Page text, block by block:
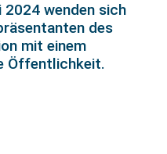
2024 wenden sich
des
mit einem
Öffentlichkeit.